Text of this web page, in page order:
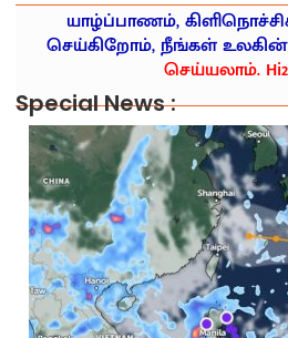
யாழ்ப்பாணம்,
செய்கிறோம், நீங்கள் உலகின்
செய்யலாம்.
Special News :